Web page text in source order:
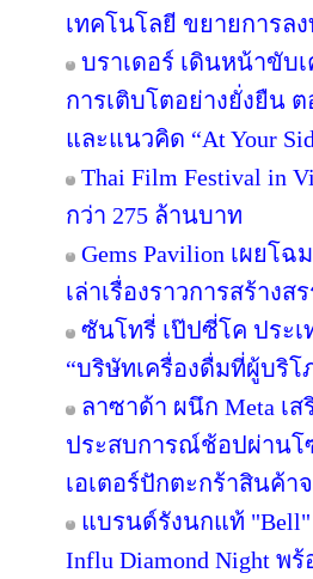
เทคโนโลยี ขยายการล
บราเดอร์ เดินหน้าขับ
การเติบโตอย่างยั่งยืน ต
และแนวคิด “At Your
Thai Film Festival in
กว่า 275 ล้านบาท
Gems Pavilion เผยโ
เล่าเรื่องราวการสร้างส
ซันโทรี่ เป๊ปซี่โค ประเ
“บริษัทเครื่องดื่มที่ผู้บริ
ลาซาด้า ผนึก Meta เ
ประสบการณ์ช้อปผ่านโ
เอเตอร์ปักตะกร้าสินค้า
แบรนด์รังนกแท้
Influ Diamond Night